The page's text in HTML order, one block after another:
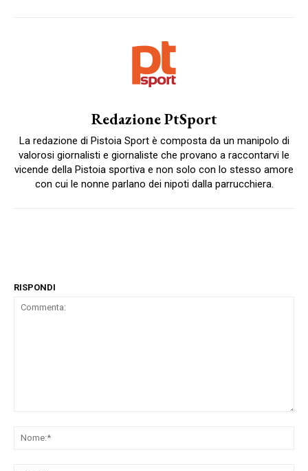
Redazione PtSport
La redazione di Pistoia Sport è composta da un manipolo di
valorosi giornalisti e giornaliste che provano a raccontarvi le
vicende della Pistoia sportiva e non solo con lo stesso amore
con cui le nonne parlano dei nipoti dalla parrucchiera.
RISPONDI